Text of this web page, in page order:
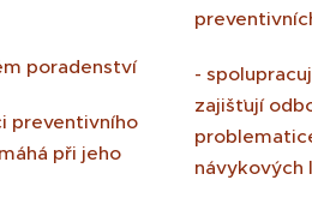
poradenství
preventivního
při jeho
-
zajišťují
návykových